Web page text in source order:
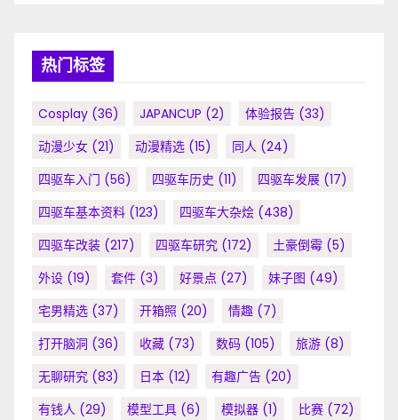
热门标签
Cosplay (36) JAPANCUP (2) 体验报告 (33)
动漫少女 (21) 动漫精选 (15) 同人 (24)
四驱车入门 (56) 四驱车历史 (11) 四驱车发展 (17)
四驱车基本资料 (123) 四驱车大杂烩 (438)
四驱车改装 (217) 四驱车研究 (172) 土豪倒霉 (5)
外设 (19) 套件 (3) 好景点 (27) 妹子图 (49)
宅男精选 (37) 开箱照 (20) 情趣 (7)
打开脑洞 (36) 收藏 (73) 数码 (105) 旅游 (8)
无聊研究 (83) 日本 (12) 有趣广告 (20)
有钱人 (29) 模型工具 (6) 模拟器 (1) 比赛 (72)